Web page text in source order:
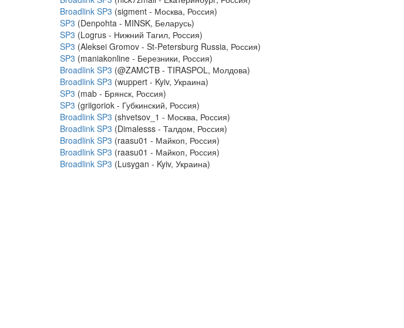
Broadlink SP3 (sigment - Москва, Россия)
SP3 (Denpohta - MINSK, Беларусь)
SP3 (Logrus - Нижний Тагил, Россия)
SP3 (Aleksei Gromov - St-Petersburg Russia, Россия)
SP3 (maniakonline - Березники, Россия)
Broadlink SP3 (@ZAMCTB - TIRASPOL, Молдова)
Broadlink SP3 (wuppert - Kyiv, Украина)
SP3 (mab - Брянск, Россия)
SP3 (griigoriok - Губкинский, Россия)
Broadlink SP3 (shvetsov_1 - Москва, Россия)
Broadlink SP3 (Dimalesss - Талдом, Россия)
Broadlink SP3 (raasu01 - Майкоп, Россия)
Broadlink SP3 (raasu01 - Майкоп, Россия)
Broadlink SP3 (Lusygan - Kyiv, Украина)